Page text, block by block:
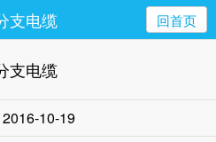
支电缆 回首页
支电缆
10-19